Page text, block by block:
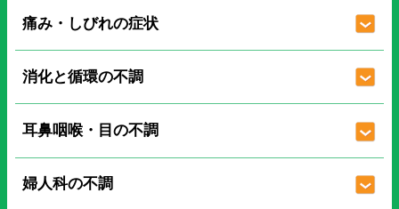
痛み・しびれの症状
消化と循環の不調
耳鼻咽喉・目の不調
婦人科の不調